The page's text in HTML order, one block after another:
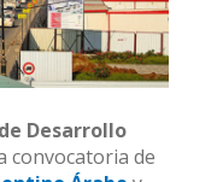
Desarrollo
convocatoria de